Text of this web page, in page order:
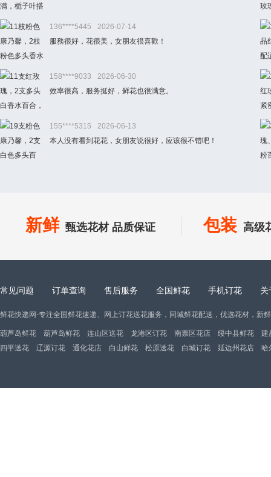
136****5445
2026-07-14
服務很好，花很美，女朋友很喜歡！
158****9033
2026-06-30
效率很高，服务挺好，鲜花也很满意。
155****5315
2026-06-13
本人没有看到花花，女朋友说很好，应该很不错吧！
新鲜 甄选花材 品质保证 包装 高级
常见问题 订单查询 售后服务 全国鲜花 手机订花 关
鲜花快递网-专注全国鲜花速递、网上订花送花服务，同城鲜花配送，优选花材，新
葫芦岛鲜花 葫芦岛鲜花 连山区送花 龙港区订花 南票区花店 绥中县鲜花
建
四平送花
辽源订花 通化花店 白山鲜花 松原送花 白城订花 延边州花店 哈